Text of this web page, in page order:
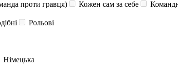
проти гравця) Кожен сам за себе
Рольові
Німецька